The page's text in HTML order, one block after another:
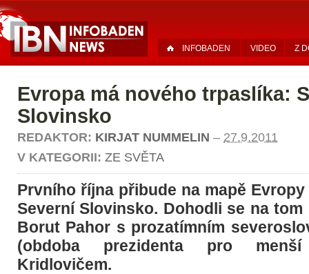
INFOBADEN VIDEO Z
Evropa má nového trpaslíka:
Slovinsko
REDAKTOR: KIRJAT NUMMELIN – 27.9.2011
V KATEGORII: ZE SVĚTA
Prvního října přibude na mapě
Severní Slovinsko. Dohodli se na
Borut Pahor s prozatímním
(obdoba prezidenta pro
Kridlovičem.